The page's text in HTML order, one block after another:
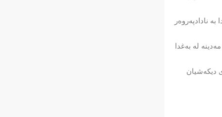
نادادپەروەر
زیاتر لە 25 هەزار هاندەر لە یاریگەی مەدینە لە بەغدا
ئیماراتە لە 24ـی ئەم مانگە و ئەوەی دیکەشیان